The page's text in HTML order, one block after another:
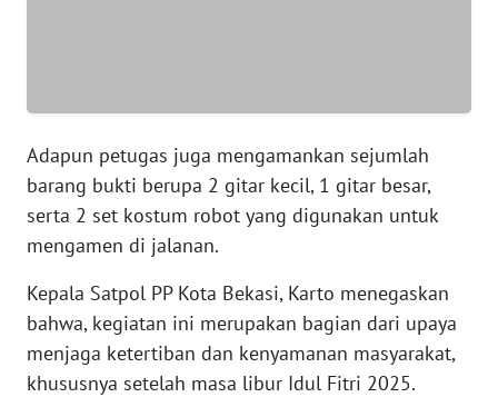
Adapun petugas juga mengamankan sejumlah
barang bukti berupa 2 gitar kecil, 1 gitar besar,
serta 2 set kostum robot yang digunakan untuk
mengamen di jalanan.
Kepala Satpol PP Kota Bekasi, Karto menegaskan
bahwa, kegiatan ini merupakan bagian dari upaya
menjaga ketertiban dan kenyamanan masyarakat,
khususnya setelah masa libur Idul Fitri 2025.
WN
PAPUA
WN
PAPUA
BARAT
WN
RIAU